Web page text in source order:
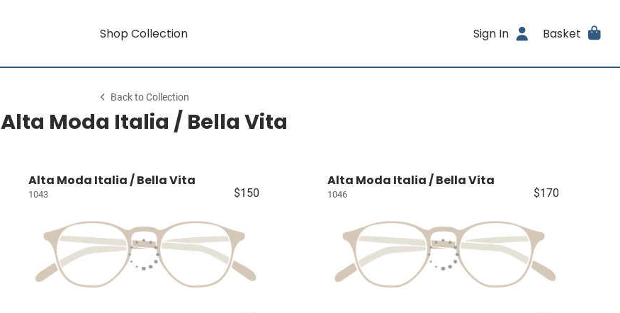
Shop Collection Sign In Basket
Back to Collection
Alta Moda Italia / Bella Vita
Alta Moda Italia / Bella Vita
1043 $150
Alta Moda Italia / Bella Vita
1046 $170